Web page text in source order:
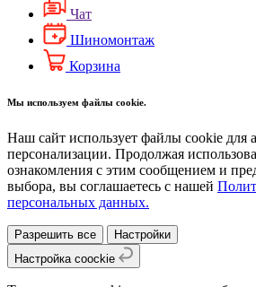
Чат
Шиномонтаж
Корзина
Мы используем файлы cookie.
Наш сайт использует файлы cookie для
персонализации. Продолжая
ознакомления с этим сообщением и
выбора, вы соглашаетесь с нашей
персональных данных.
Разрешить все
Настройки
Настройка coockie